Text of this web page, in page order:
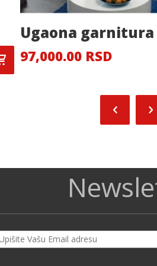
Ugaona garnitura
97,000.00 RSD